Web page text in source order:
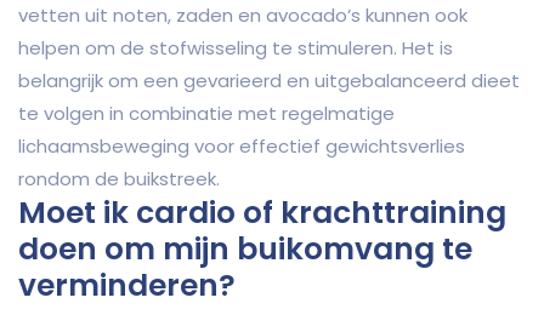
vetten uit noten, zaden en avocado’s kunnen ook
helpen om de stofwisseling te stimuleren. Het is
belangrijk om een gevarieerd en uitgebalanceerd dieet
te volgen in combinatie met regelmatige
lichaamsbeweging voor effectief gewichtsverlies
rondom de buikstreek.
Moet ik cardio of krachttraining
doen om mijn buikomvang te
verminderen?